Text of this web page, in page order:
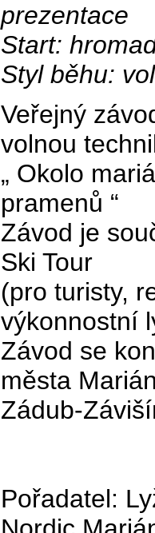
prezentace
Start:
Styl běhu:
Veřejný
volnou
„ Okolo
pramenů “
Závod je
Ski Tour
(pro turisty,
výkonnostní
Závod se
města
Zádub-
Pořadatel: